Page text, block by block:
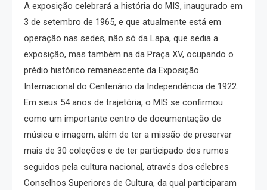
A exposição celebrará a história do MIS, inaugurado em
3 de setembro de 1965, e que atualmente está em
operação nas sedes, não só da Lapa, que sedia a
exposição, mas também na da Praça XV, ocupando o
prédio histórico remanescente da Exposição
Internacional do Centenário da Independência de 1922.
Em seus 54 anos de trajetória, o MIS se confirmou
como um importante centro de documentação de
música e imagem, além de ter a missão de preservar
mais de 30 coleções e de ter participado dos rumos
seguidos pela cultura nacional, através dos célebres
Conselhos Superiores de Cultura, da qual participaram